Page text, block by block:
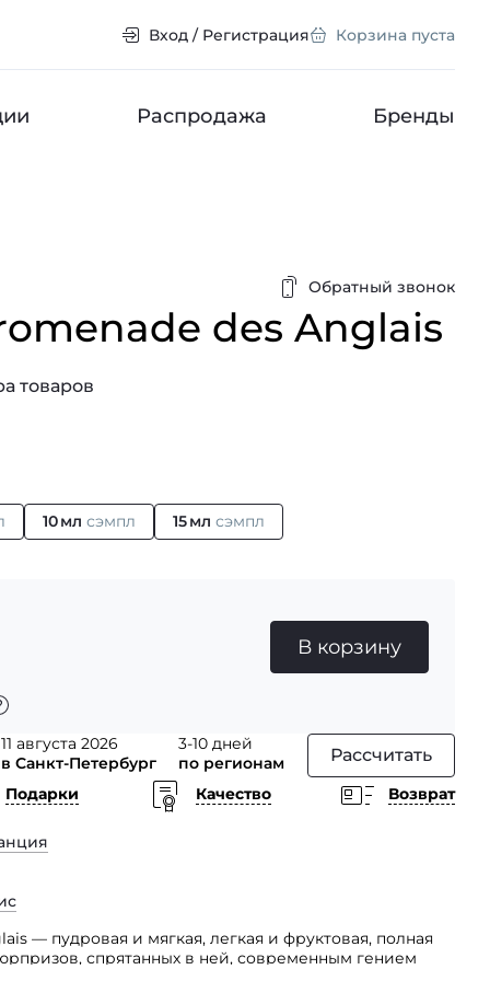
Вход / Регистрация Корзина пуста
Распродажа Бренды
Обратный звонок
des Anglais
товаров
10 мл сэмпл 15 мл сэмпл
В корзину
11 августа 2026
в Санкт-Петербург
3-10 дней
по регионам
Рассчитать
Подарки Качество
Возврат
— пудровая и мягкая, легкая и фруктовая, полная
спрятанных в ней, современным гением